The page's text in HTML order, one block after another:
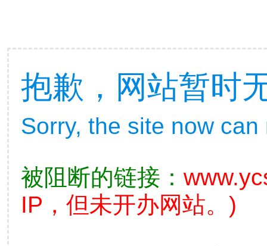
抱歉，网站暂时
Sorry, the site now
被阻断的链接：
IP，但未开办网站。)